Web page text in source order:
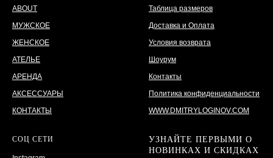
ABOUT
МУЖСКОЕ
ЖЕНСКОЕ
АТЕЛЬЕ
АРЕНДА
АКСЕССУАРЫ
КОНТАКТЫ
Таблица размеров
Доставка и Оплата
Условия возврата
Шоурум
Контакты
Политика конфиденциальности
WWW.DMITRYLOGINOV.COM
СОЦ СЕТИ
УЗНАЙТЕ ПЕРВЫМИ О
НОВИНКАХ И СКИДКАХ